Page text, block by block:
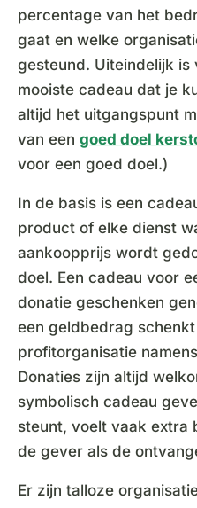
percentage van het
gaat en welke
gesteund. Uiteindelijk is
mooiste cadeau dat je
altijd het uitgangspunt
van een goed doel
voor een goed doel.)
In de basis is een
product of elke dienst
aankoopprijs wordt
doel. Een cadeau voor
donatie geschenken
een geldbedrag
profitorganisatie
Donaties zijn altijd
symbolisch cadeau
steunt, voelt vaak extra
de gever als de
Er zijn talloze